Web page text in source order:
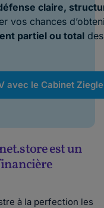
claire,
vos chances
partiel ou totaldes
avec le Cabinet
est un
à la perfection les